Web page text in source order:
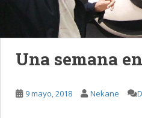
Una semana
9 mayo, 2018 Nekane